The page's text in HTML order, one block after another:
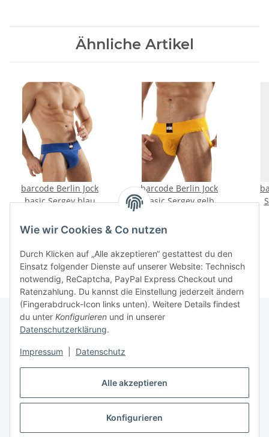
Alle akzeptieren
Konfigurieren
Wie wir Cookies & Co nutzen
Durch Klicken auf „Alle akzeptieren“ gestattest du den
Einsatz folgender Dienste auf unserer Website: Technisch
notwendig, ReCaptcha, PayPal Express Checkout und
Ratenzahlung. Du kannst die Einstellung jederzeit ändern
(Fingerabdruck-Icon links unten). Weitere Details findest
du unter Konfigurieren und in unserer
Datenschutzerklärung.
Impressum Datenschutz
Ähnliche Artikel
barcode Berlin Jock
basic Sergey blau
barcode Berlin Jock
basic Sergey gelb
Vertrag widerrufen